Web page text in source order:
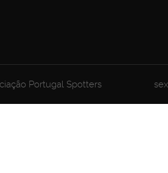
Portugal Spotters